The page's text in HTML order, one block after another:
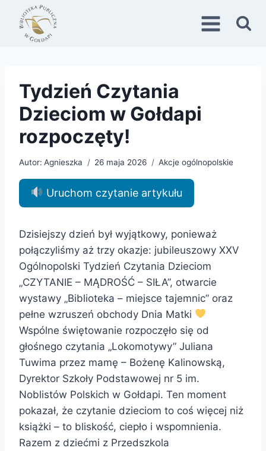
Przejdź
treści
Tydzień Czytania
Dzieciom w Gołdapi
rozpoczęty!
Autor: Agnieszka 26 maja 2026 Akcje ogólnopolskie
Uruchom czytanie artykułu
Dzisiejszy dzień był wyjątkowy, ponieważ
połączyliśmy aż trzy okazje: jubileuszowy XXV
Ogólnopolski Tydzień Czytania Dzieciom
„CZYTANIE – MĄDROŚĆ – SIŁA”, otwarcie
wystawy „Biblioteka – miejsce tajemnic” oraz
pełne wzruszeń obchody Dnia Matki
Wspólne świętowanie rozpoczęło się od
głośnego czytania „Lokomotywy” Juliana
Tuwima przez mamę – Bożenę Kalinowską,
Dyrektor Szkoły Podstawowej nr 5 im.
Noblistów Polskich w Gołdapi. Ten moment
pokazał, że czytanie dzieciom to coś więcej niż
książki – to bliskość, ciepło i wspomnienia.
Razem z dziećmi z Przedszkola